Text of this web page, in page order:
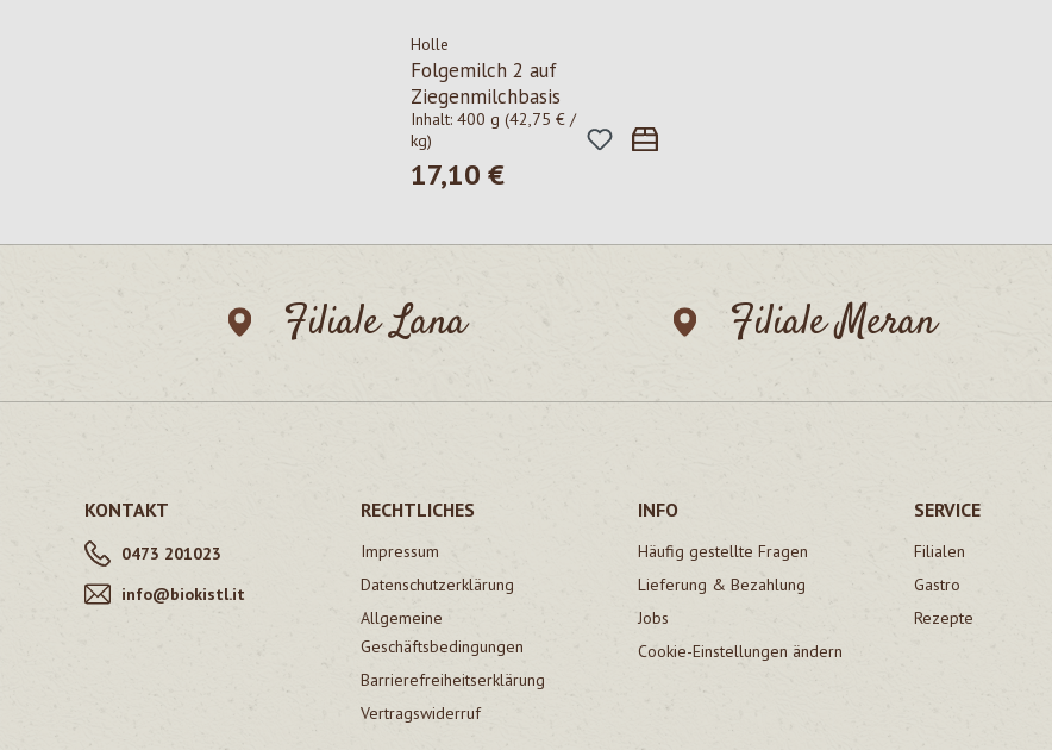
Holle
Folgemilch 2 auf
Ziegenmilchbasis
Inhalt: 400 g (42,75 € /
kg)
Regulärer Preis:
17,10 €
Filiale Lana Filiale Meran
KONTAKT
0473 201023
info@biokistl.it
RECHTLICHES
Impressum
Datenschutzerklärung
Allgemeine
Geschäftsbedingungen
Barrierefreiheitserklärung
Vertragswiderruf
INFO
Häufig gestellte Fragen
Lieferung & Bezahlung
Jobs
Cookie-Einstellungen ändern
SERVICE
Filialen
Gastro
Rezepte